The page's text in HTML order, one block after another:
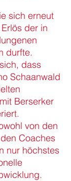
sich erneut
der in
durfte.
dass
Schaanwald
Berserker
von den
Coaches
nur höchstes